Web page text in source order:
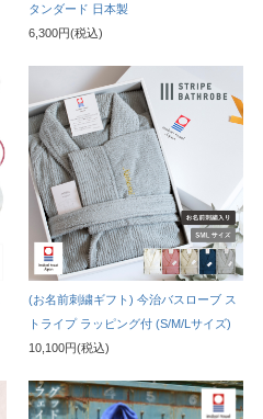
タンダード 日本製
6,300円(税込)
(お名前刺繍ギフト) 今治バスローブ ス
トライプ ラッピング付 (S/M/Lサイズ)
10,100円(税込)